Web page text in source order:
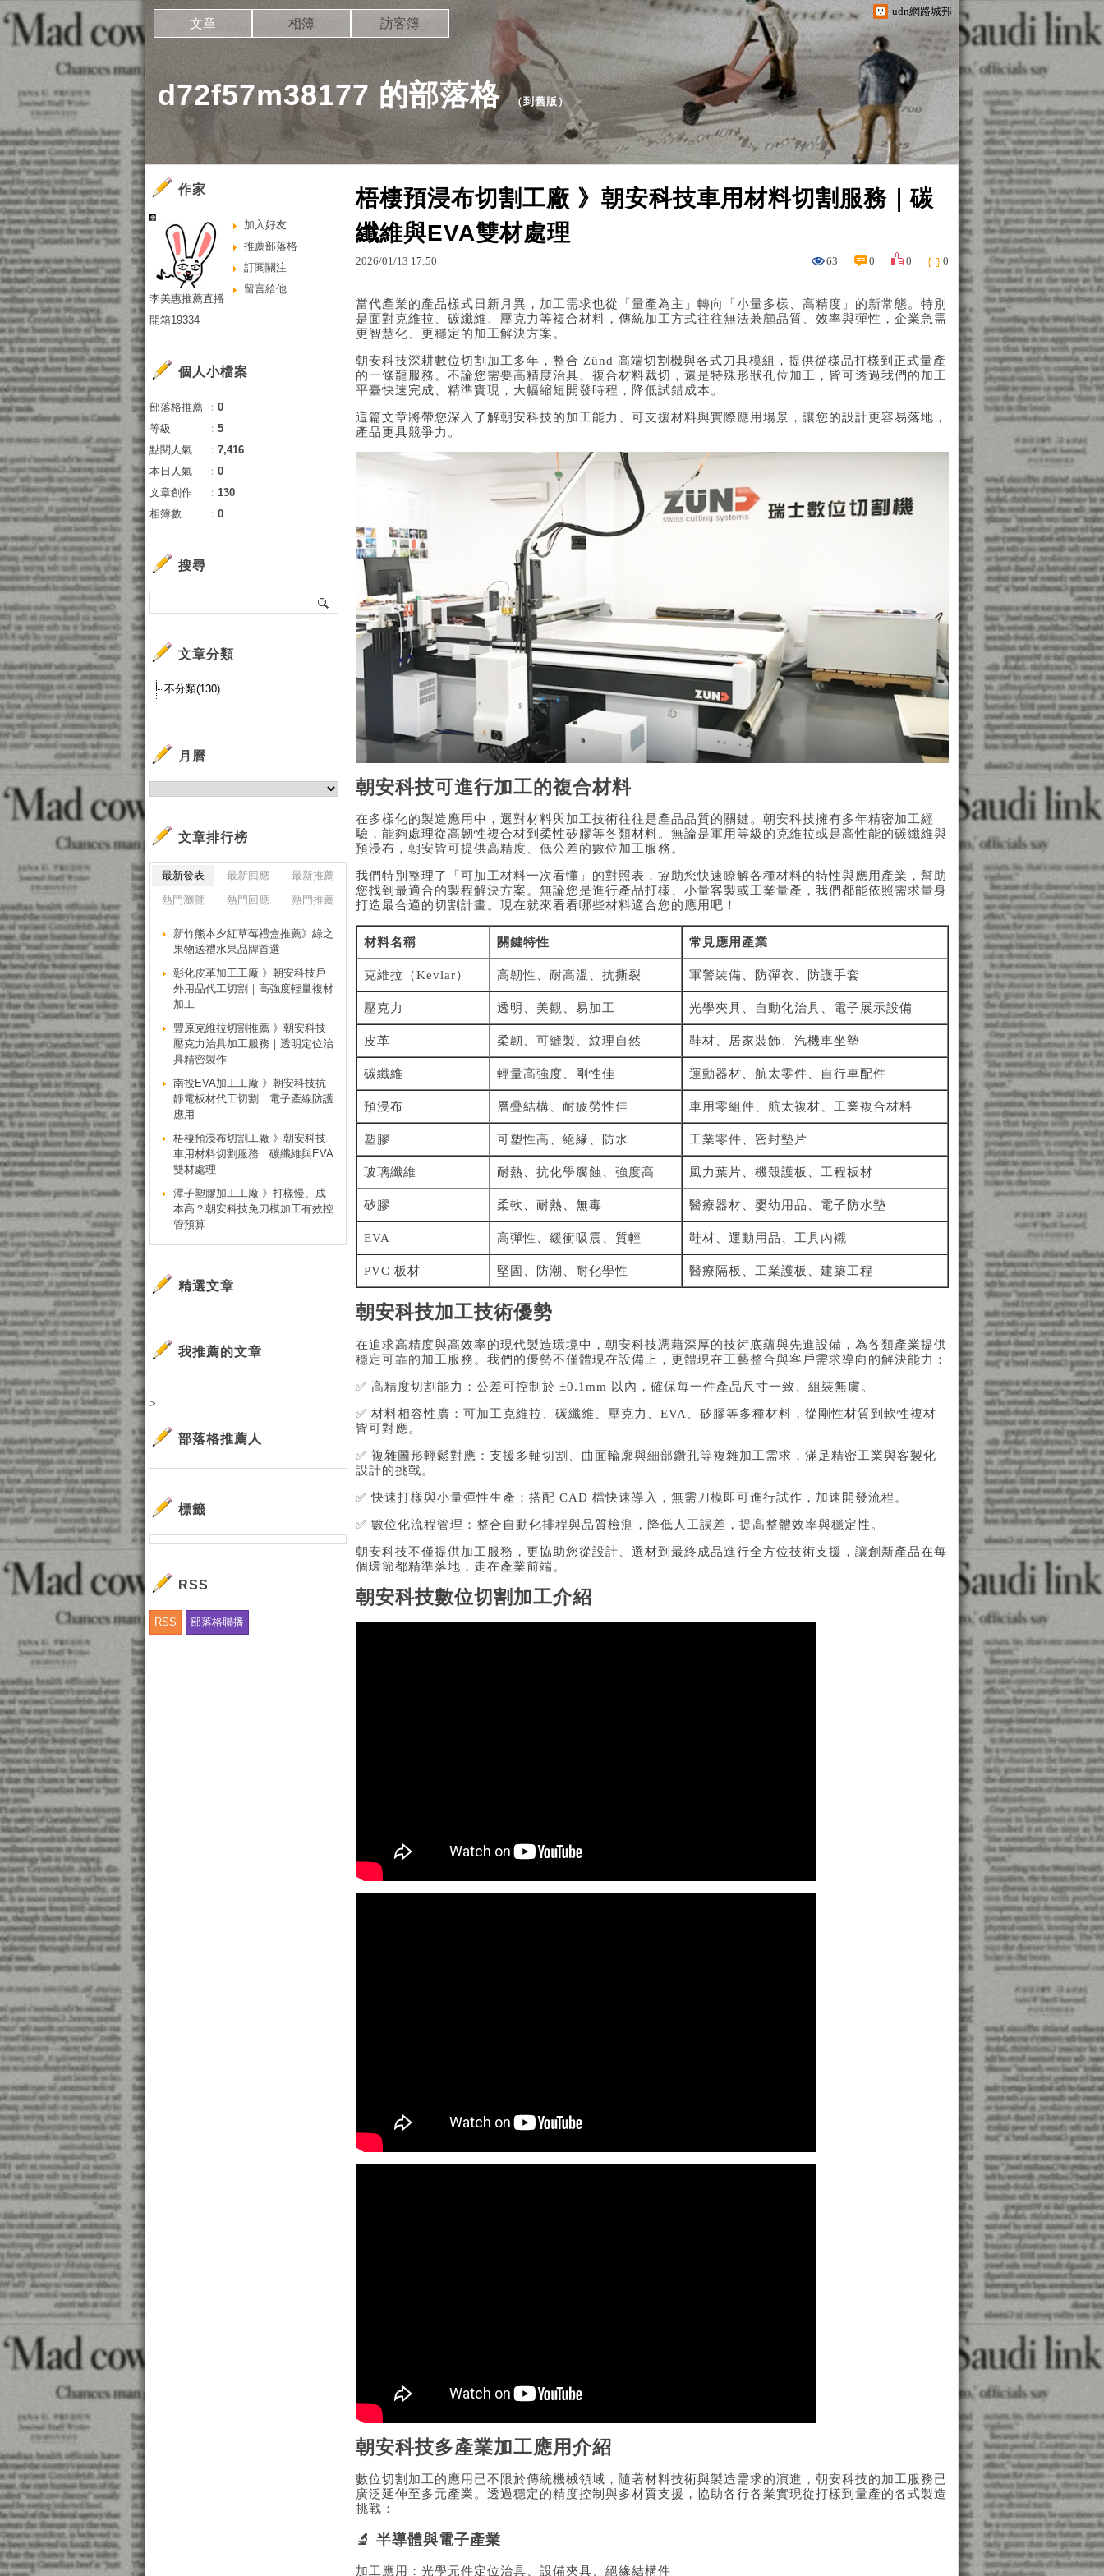
udn網路城邦
d72f57m38177 的部落格（到舊版 ）
文章 相簿 訪客簿
梧棲預浸布切割工廠 》朝安科技車用材料切割服務｜碳
纖維與EVA雙材處理
2026/01/13 17:50 63 0 0 0
當代產業的產品樣式日新月異，加工需求也從「量產為主」轉向「小量多樣、高精度」的新常態。特別
是面對克維拉、碳纖維、壓克力等複合材料，傳統加工方式往往無法兼顧品質、效率與彈性，企業急需
更智慧化、更穩定的加工解決方案。
朝安科技深耕數位切割加工多年，整合 Zünd 高端切割機與各式刀具模組，提供從樣品打樣到正式量產
的一條龍服務。不論您需要高精度治具、複合材料裁切，還是特殊形狀孔位加工，皆可透過我們的加工
平臺快速完成、精準實現，大幅縮短開發時程，降低試錯成本。
這篇文章將帶您深入了解朝安科技的加工能力、可支援材料與實際應用場景，讓您的設計更容易落地，
產品更具競爭力。
朝安科技可進行加工的複合材料
在多樣化的製造應用中，選對材料與加工技術往往是產品品質的關鍵。朝安科技擁有多年精密加工經
驗，能夠處理從高韌性複合材到柔性矽膠等各類材料。無論是軍用等級的克維拉或是高性能的碳纖維與
預浸布，朝安皆可提供高精度、低公差的數位加工服務。
我們特別整理了「可加工材料一次看懂」的對照表，協助您快速瞭解各種材料的特性與應用產業，幫助
您找到最適合的製程解決方案。無論您是進行產品打樣、小量客製或工業量產，我們都能依照需求量身
打造最合適的切割計畫。現在就來看看哪些材料適合您的應用吧！
材料名稱 關鍵特性 常見應用產業
克維拉（Kevlar） 高韌性、耐高溫、抗撕裂 軍警裝備、防彈衣、防護手套
壓克力 透明、美觀、易加工 光學夾具、自動化治具、電子展示設備
皮革 柔韌、可縫製、紋理自然 鞋材、居家裝飾、汽機車坐墊
碳纖維 輕量高強度、剛性佳 運動器材、航太零件、自行車配件
預浸布 層疊結構、耐疲勞性佳 車用零組件、航太複材、工業複合材料
塑膠 可塑性高、絕緣、防水 工業零件、密封墊片
玻璃纖維 耐熱、抗化學腐蝕、強度高 風力葉片、機殼護板、工程板材
矽膠 柔軟、耐熱、無毒 醫療器材、嬰幼用品、電子防水墊
EVA 高彈性、緩衝吸震、質輕 鞋材、運動用品、工具內襯
PVC 板材 堅固、防潮、耐化學性 醫療隔板、工業護板、建築工程
朝安科技加工技術優勢
在追求高精度與高效率的現代製造環境中，朝安科技憑藉深厚的技術底蘊與先進設備，為各類產業提供
穩定可靠的加工服務。我們的優勢不僅體現在設備上，更體現在工藝整合與客戶需求導向的解決能力：
✅ 高精度切割能力：公差可控制於 ±0.1mm 以內，確保每一件產品尺寸一致、組裝無虞。
✅ 材料相容性廣：可加工克維拉、碳纖維、壓克力、EVA、矽膠等多種材料，從剛性材質到軟性複材
皆可對應。
✅ 複雜圖形輕鬆對應：支援多軸切割、曲面輪廓與細部鑽孔等複雜加工需求，滿足精密工業與客製化
設計的挑戰。
✅ 快速打樣與小量彈性生產：搭配 CAD 檔快速導入，無需刀模即可進行試作，加速開發流程。
✅ 數位化流程管理：整合自動化排程與品質檢測，降低人工誤差，提高整體效率與穩定性。
朝安科技不僅提供加工服務，更協助您從設計、選材到最終成品進行全方位技術支援，讓創新產品在每
個環節都精準落地，走在產業前端。
朝安科技數位切割加工介紹
朝安科技多產業加工應用介紹
數位切割加工的應用已不限於傳統機械領域，隨著材料技術與製造需求的演進，朝安科技的加工服務已
廣泛延伸至多元產業。透過穩定的精度控制與多材質支援，協助各行各業實現從打樣到量產的各式製造
挑戰：
🔬 半導體與電子產業
加工應用：光學元件定位治具、設備夾具、絕緣結構件
作家
加入好友
推薦部落格
訂閱關注
留言給他
李美惠推薦直播
開箱19334
個人小檔案
部落格推薦 ： 0
等級
： 5
點閱人氣
： 7,416
本日人氣
： 0
文章創作
： 130
相簿數
： 0
搜尋
文章分類
不分類(130)
月曆
文章排行榜
最新發表 最新回應
最新推薦
熱門瀏覽
熱門回應 熱門推薦
新竹熊本夕紅草莓禮盒推薦》綠之
果物送禮水果品牌首選
彰化皮革加工工廠 》朝安科技戶
外用品代工切割｜高強度輕量複材
加工
豐原克維拉切割推薦 》朝安科技
壓克力治具加工服務｜透明定位治
具精密製作
南投EVA加工工廠 》朝安科技抗
靜電板材代工切割｜電子產線防護
應用
梧棲預浸布切割工廠 》朝安科技
車用材料切割服務｜碳纖維與EVA
雙材處理
潭子塑膠加工工廠 》打樣慢、成
本高？朝安科技免刀模加工有效控
管預算
精選文章
我推薦的文章
>
部落格推薦人
標籤
RSS
RSS 部落格聯播